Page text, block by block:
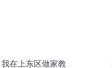
我在上东区做家教